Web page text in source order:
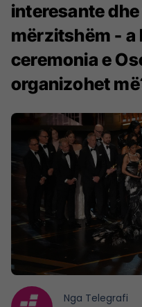
interesante
mërzitshëm - a
ceremonia e
organizohet
Nga Telegrafi